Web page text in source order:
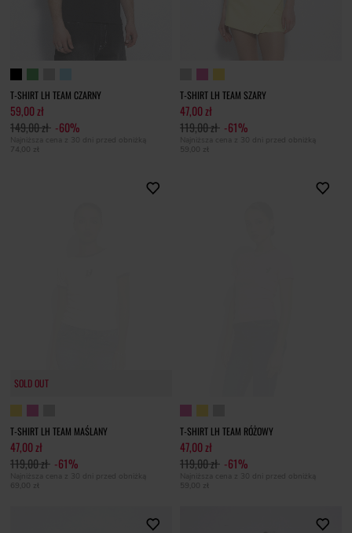
T-SHIRT LH TEAM CZARNY
59,00 zł
149,00 zł -60%
Najniższa cena z 30 dni przed obniżką
74,00 zł
T-SHIRT LH TEAM SZARY
47,00 zł
119,00 zł -61%
Najniższa cena z 30 dni przed obniżką
59,00 zł
SOLD OUT
T-SHIRT LH TEAM MAŚLANY
47,00 zł
119,00 zł -61%
Najniższa cena z 30 dni przed obniżką
69,00 zł
T-SHIRT LH TEAM RÓŻOWY
47,00 zł
119,00 zł -61%
Najniższa cena z 30 dni przed obniżką
59,00 zł